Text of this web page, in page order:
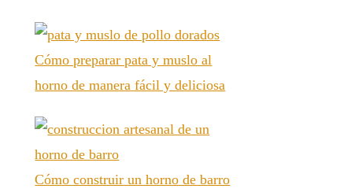
Cómo preparar pata y muslo al
horno de manera fácil y deliciosa
Cómo construir un horno de barro